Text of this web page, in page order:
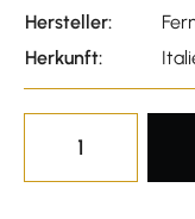
Hersteller:
Herkunft: